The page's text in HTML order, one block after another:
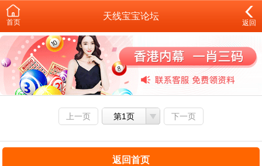
首页
天线宝宝论坛
返回
上一页 第1页 下一页
返回首页